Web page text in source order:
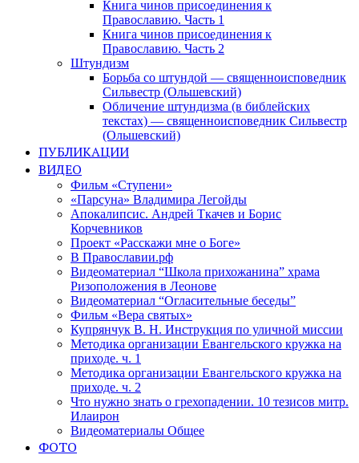
Книга чинов присоединения к
Православию. Часть 1
Книга чинов присоединения к
Православию. Часть 2
Штундизм
Борьба со штундой — священноисповедник
Сильвестр (Ольшевский)
Обличение штундизма (в библейских
текстах) — священноисповедник Сильвестр
(Ольшевский)
ПУБЛИКАЦИИ
ВИДЕО
Фильм «Ступени»
«Парсуна» Владимира Легойды
Апокалипсис. Андрей Ткачев и Борис
Корчевников
Проект «Расскажи мне о Боге»
В Православии.рф
Видеоматериал “Школа прихожанина” храма
Ризоположения в Леонове
Видеоматериал “Огласительные беседы”
Фильм «Вера святых»
Купрянчук В. Н. Инструкция по уличной миссии
Методика организации Евангельского кружка на
приходе. ч. 1
Методика организации Евангельского кружка на
приходе. ч. 2
Что нужно знать о грехопадении. 10 тезисов митр.
Илаирон
Видеоматериалы Общее
ФОТО